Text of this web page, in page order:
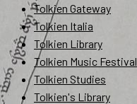
Tolkien Gateway
Tolkien Italia
Tolkien Library
Tolkien Music Festival
Tolkien Studies
Tolkien's Library